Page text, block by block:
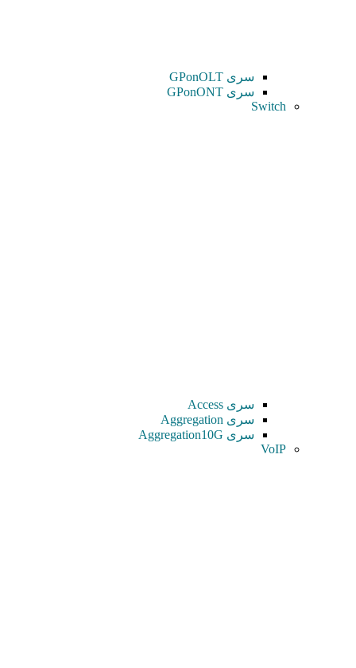
سری GPonOLT
سری GPonONT
Switch
سری Access
سری Aggregation
سری Aggregation10G
VoIP